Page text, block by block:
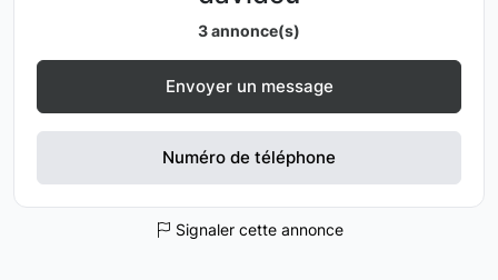
3 annonce(s)
Envoyer un message
Numéro de téléphone
Signaler cette annonce